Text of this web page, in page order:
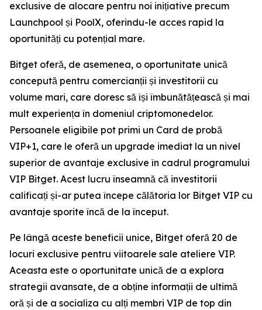
exclusive de alocare pentru noi inițiative precum
Launchpool și PoolX, oferindu-le acces rapid la
oportunități cu potențial mare.
Bitget oferă, de asemenea, o oportunitate unică
concepută pentru comercianții și investitorii cu
volume mari, care doresc să își îmbunătățească și mai
mult experiența în domeniul criptomonedelor.
Persoanele eligibile pot primi un Card de probă
VIP+1, care le oferă un upgrade imediat la un nivel
superior de avantaje exclusive în cadrul programului
VIP Bitget. Acest lucru înseamnă că investitorii
calificați și-ar putea începe călătoria lor Bitget VIP cu
avantaje sporite încă de la început.
Pe lângă aceste beneficii unice, Bitget oferă 20 de
locuri exclusive pentru viitoarele sale ateliere VIP.
Aceasta este o oportunitate unică de a explora
strategii avansate, de a obține informații de ultimă
oră și de a socializa cu alți membri VIP de top din